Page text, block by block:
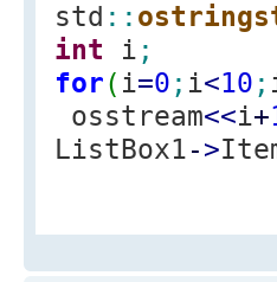
std ::
int i ;
for( i=0 ; i<10 ;
osstream<<i+
ListBox1->